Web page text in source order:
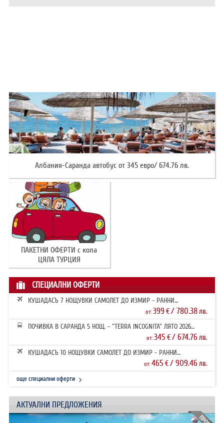
ЗА НАС
КОНТАКТИ
ОБЩИ УСЛОВИЯ ПАКЕТНИ
ПЪТУВАНИЯ
ПОЛИТИКА ЗА ПОВЕРИТЕЛНОСТ
Албания-Саранда автобус от 345 евро/ 674.76 лв.
ПАКЕТНИ ОФЕРТИ с кола
ЦЯЛА ТУРЦИЯ
СПЕЦИАЛНИ ОФЕРТИ
КУШАДАСЪ 7 НОЩУВКИ САМОЛЕТ ДО ИЗМИР - РАННИ
от:399 €/ 780.38лв.
ПОЧИВКА В САРАНДА 5 НОЩ. - "TERRA INCOGNITA" ЛЯТО 2026
от:345 €/ 674.76лв.
КУШАДАСЪ 10 НОЩУВКИ САМОЛЕТ ДО ИЗМИР - РАННИ
от:465 €/ 909.46лв.
още специални оферти
АКТУАЛНИ ПРЕДЛОЖЕНИЯ